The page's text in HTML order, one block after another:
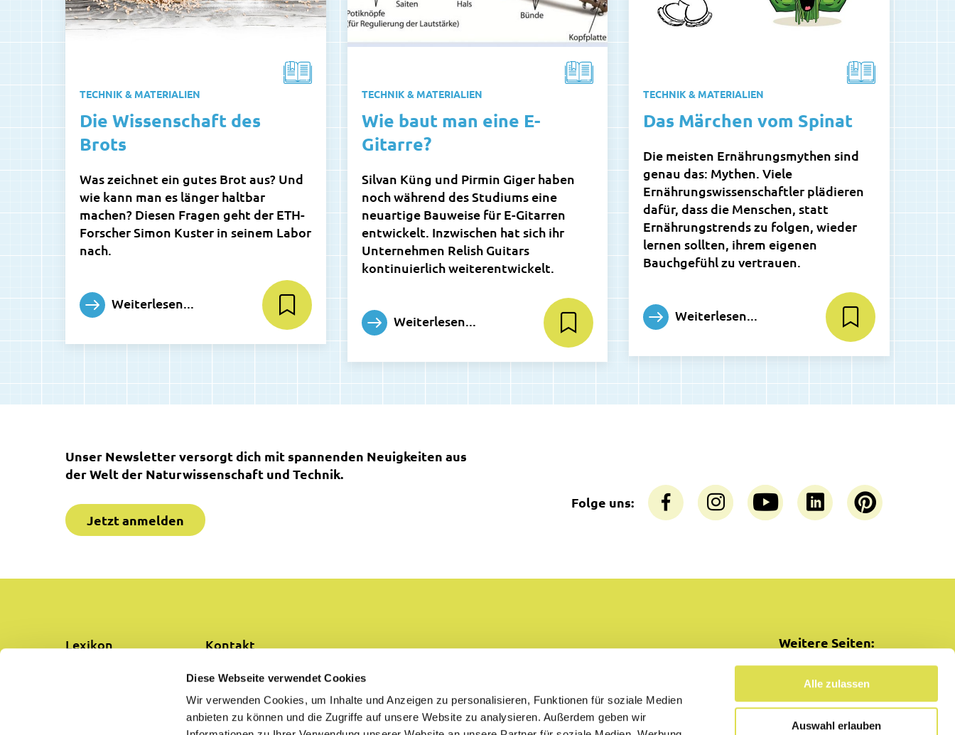
Diese Webseite verwendet Cookies
Wir verwenden Cookies, um Inhalte und Anzeigen zu personalisieren, Funktionen für soziale Medien
anbieten zu können und die Zugriffe auf unsere Website zu analysieren. Außerdem geben wir
Alle zulassen
Auswahl erlauben
TECHNIK & MATERIALIEN
Die Wissenschaft des
Brots
Was zeichnet ein gutes Brot aus? Und
wie kann man es länger haltbar
machen? Diesen Fragen geht der ETH-
Forscher Simon Kuster in seinem Labor
nach.
Weiterlesen...
TECHNIK & MATERIALIEN
Wie baut man eine E-
Gitarre?
Silvan Küng und Pirmin Giger haben
noch während des Studiums eine
neuartige Bauweise für E-Gitarren
entwickelt. Inzwischen hat sich ihr
Unternehmen Relish Guitars
kontinuierlich weiterentwickelt.
Weiterlesen...
TECHNIK & MATERIALIEN
Das Märchen vom Spinat
Die meisten Ernährungsmythen sind
genau das: Mythen. Viele
Ernährungswissenschaftler plädieren
dafür, dass die Menschen, statt
Ernährungstrends zu folgen, wieder
lernen sollten, ihrem eigenen
Bauchgefühl zu vertrauen.
Weiterlesen...
Unser Newsletter versorgt dich mit spannenden Neuigkeiten aus
der Welt der Naturwissenschaft und Technik.
Jetzt anmelden
Folge uns:
Lexikon Kontakt
Über uns
Datenschutz
Weitere Seiten:
SimplyCooking